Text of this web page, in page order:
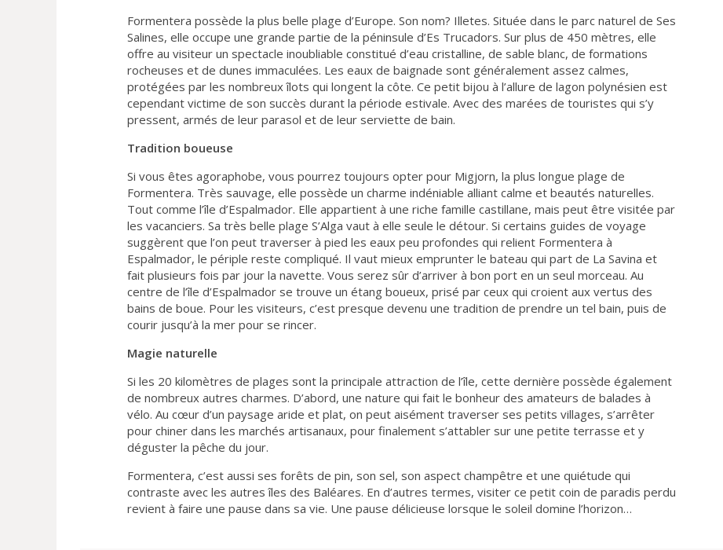
Formentera possède la plus belle plage d’Europe. Son nom? Illetes. Située dans le parc naturel de Ses
Salines, elle occupe une grande partie de la péninsule d’Es Trucadors. Sur plus de 450 mètres, elle
offre au visiteur un spectacle inoubliable constitué d’eau cristalline, de sable blanc, de formations
rocheuses et de dunes immaculées. Les eaux de baignade sont généralement assez calmes,
protégées par les nombreux îlots qui longent la côte. Ce petit bijou à l’allure de lagon polynésien est
cependant victime de son succès durant la période estivale. Avec des marées de touristes qui s’y
pressent, armés de leur parasol et de leur serviette de bain.
Tradition boueuse
Si vous êtes agoraphobe, vous pourrez toujours opter pour Migjorn, la plus longue plage de
Formentera. Très sauvage, elle possède un charme indéniable alliant calme et beautés naturelles.
Tout comme l’île d’Espalmador. Elle appartient à une riche famille castillane, mais peut être visitée par
les vacanciers. Sa très belle plage S’Alga vaut à elle seule le détour. Si certains guides de voyage
suggèrent que l’on peut traverser à pied les eaux peu profondes qui relient Formentera à
Espalmador, le périple reste compliqué. Il vaut mieux emprunter le bateau qui part de La Savina et
fait plusieurs fois par jour la navette. Vous serez sûr d’arriver à bon port en un seul morceau. Au
centre de l’île d’Espalmador se trouve un étang boueux, prisé par ceux qui croient aux vertus des
bains de boue. Pour les visiteurs, c’est presque devenu une tradition de prendre un tel bain, puis de
courir jusqu’à la mer pour se rincer.
Magie naturelle
Si les 20 kilomètres de plages sont la principale attraction de l’île, cette dernière possède également
de nombreux autres charmes. D’abord, une nature qui fait le bonheur des amateurs de balades à
vélo. Au cœur d’un paysage aride et plat, on peut aisément traverser ses petits villages, s’arrêter
pour chiner dans les marchés artisanaux, pour finalement s’attabler sur une petite terrasse et y
déguster la pêche du jour.
Formentera, c’est aussi ses forêts de pin, son sel, son aspect champêtre et une quiétude qui
contraste avec les autres îles des Baléares. En d’autres termes, visiter ce petit coin de paradis perdu
revient à faire une pause dans sa vie. Une pause délicieuse lorsque le soleil domine l’horizon…